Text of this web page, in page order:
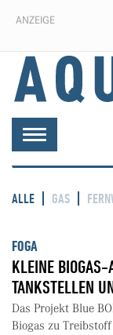
ANZEIGE
Toggle
navigation
ALLE GAS
FOGA
KLEINE BIOGAS-
TANKSTELLEN
Das Projekt Blue
Biogas zu